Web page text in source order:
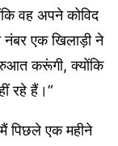
वह अपने कोविद
नंबर एक खिलाड़ी ने
करूंगी, क्योंकि
रहे हैं।”
पिछले एक महीने